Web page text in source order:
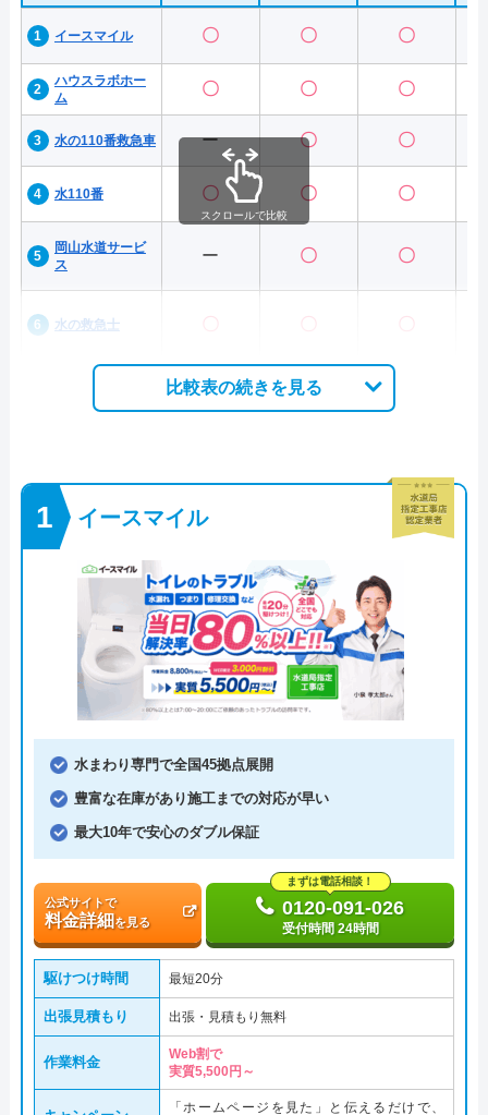
イースマイル 〇 〇 〇
ハウスラボホー
ム
〇 〇 〇
水の110番救急車 ー 〇 〇
水110番 〇 〇 〇
岡山水道サービ
ス
ー 〇 〇
水の救急士 〇 〇 〇
スクロールで比較
比較表の続きを見る
イースマイル
水まわり専門で全国45拠点展開
豊富な在庫があり施工までの対応が早い
最大10年で安心のダブル保証
公式サイトで
料金詳細を見る
まずは電話相談！
0120-091-026
受付時間 24時間
駆けつけ時間 最短20分
出張見積もり 出張・見積もり無料
作業料金
Web割で
実質5,500円～
「ホームページを見た」と伝えるだけで、